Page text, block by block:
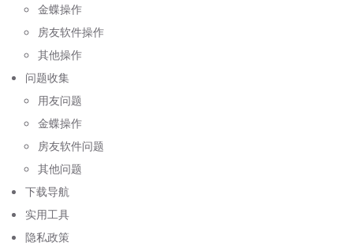
金蝶操作
房友软件操作
其他操作
问题收集
用友问题
金蝶操作
房友软件问题
其他问题
下载导航
实用工具
隐私政策